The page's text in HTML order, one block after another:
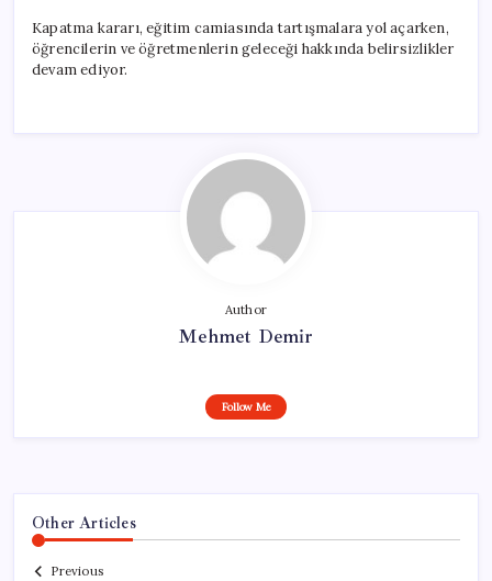
Kapatma kararı, eğitim camiasında tartışmalara yol açarken,
öğrencilerin ve öğretmenlerin geleceği hakkında belirsizlikler
devam ediyor.
Author
Mehmet Demir
Follow Me
Other Articles
Previous